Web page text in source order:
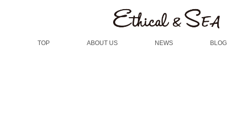
TOP ABOUT US NEWS BLOG